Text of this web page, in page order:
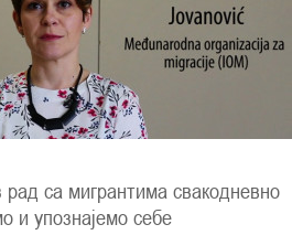
рад са мигрантима свакодневно
и упознајемо себе